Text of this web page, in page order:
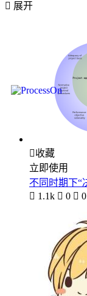
 展开
收藏
立即使用
不同时期下“
 1.1k  0  0